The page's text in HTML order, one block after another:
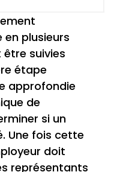
plusieurs
suivies
étape
approfondie
de
si un
Une fois cette
doit
représentants